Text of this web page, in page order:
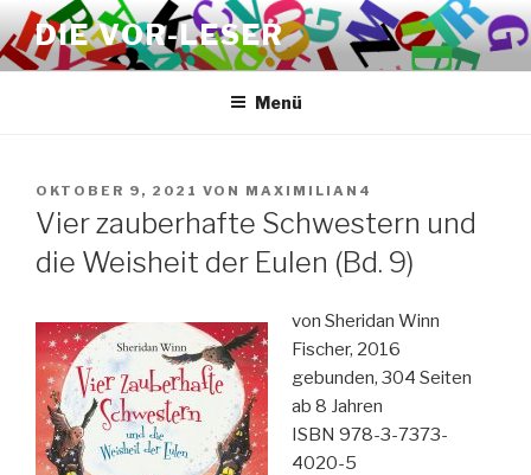
Zum
Inhalt
springen
DIE VOR-LESER
Menü
VERÖFFENTLICHT
AM
OKTOBER 9, 2021 VON MAXIMILIAN4
Vier zauberhafte Schwestern und
die Weisheit der Eulen (Bd. 9)
von Sheridan Winn
Fischer, 2016
gebunden, 304 Seiten
ab 8 Jahren
ISBN 978-3-7373-
4020-5